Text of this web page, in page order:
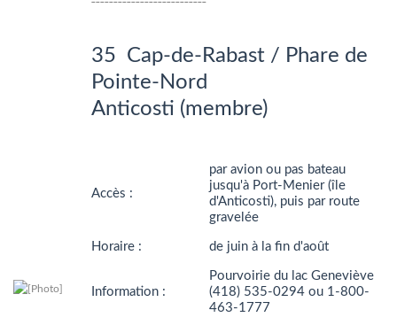
35 Cap-de-Rabast / Phare de
Pointe-Nord
Anticosti (membre)
Accès :
par avion ou pas bateau
jusqu'à Port-Menier (île
d'Anticosti), puis par route
gravelée
Horaire : de juin à la fin d'août
Information :
Pourvoirie du lac Geneviève
(418) 535-0294 ou 1-800-
463-1777